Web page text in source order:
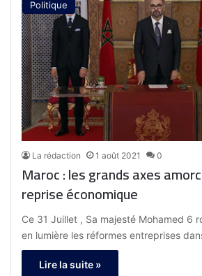
Politique
La rédaction 1 août 2021 0
Maroc : les grands axes
reprise économique
Ce 31 Juillet , Sa majesté Mohamed 6
en lumière les réformes entreprises
Lire la suite »